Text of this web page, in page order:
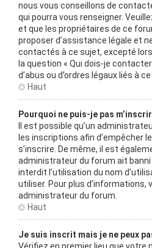
nous vous conseillons de
qui pourra vous renseigner.
et que les propriétaires de ce
proposer d’assistance légale et
contactés à ce sujet, excepté
la question « Qui dois-je
d’abus ou d’ordres légaux liés à ce
Haut
Pourquoi ne puis-je pas
Il est possible qu’un
les inscriptions afin d’empêcher
s’inscrire. De même, il est
administrateur du forum ait banni
interdit l’utilisation du nom
utiliser. Pour plus d’informations,
administrateur du forum.
Haut
Je suis inscrit mais je ne peux